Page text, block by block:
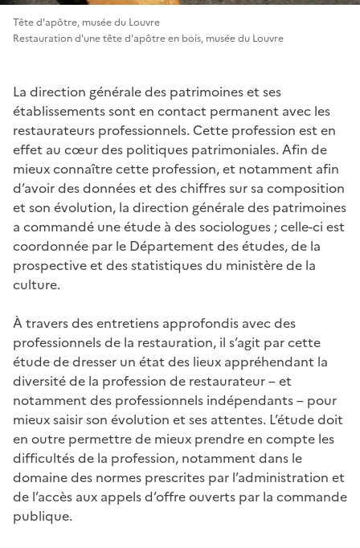
Tête d'apôtre, musée du Louvre
Restauration d'une tête d'apôtre en bois, musée du Louvre
La direction générale des patrimoines et ses
établissements sont en contact permanent avec les
restaurateurs professionnels. Cette profession est en
effet au cœur des politiques patrimoniales. Afin de
mieux connaître cette profession, et notamment afin
d’avoir des données et des chiffres sur sa composition
et son évolution, la direction générale des patrimoines
a commandé une étude à des sociologues ; celle-ci est
coordonnée par le Département des études, de la
prospective et des statistiques du ministère de la
culture.
À travers des entretiens approfondis avec des
professionnels de la restauration, il s’agit par cette
étude de dresser un état des lieux appréhendant la
diversité de la profession de restaurateur – et
notamment des professionnels indépendants – pour
mieux saisir son évolution et ses attentes. L’étude doit
en outre permettre de mieux prendre en compte les
difficultés de la profession, notamment dans le
domaine des normes prescrites par l’administration et
de l’accès aux appels d’offre ouverts par la commande
publique.